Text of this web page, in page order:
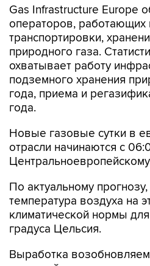
Gas Infrastructure Europe
операторов,
транспортировки,
природного газа.
охватывает работу
подземного хранения
года, приема и
года.
Новые газовые сутки в
отрасли начинаются c
По актуальному
температура воздуха на
климатической нормы
градуса Цельсия.
Выработка